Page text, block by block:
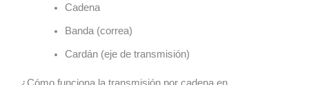
Cadena
Banda (correa)
Cardán (eje de transmisión)